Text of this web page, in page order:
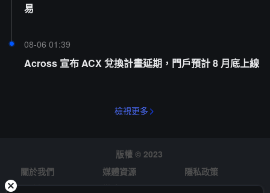
易
08-06 01:39
Across 宣布 ACX 兌換計畫延期，門戶預計 8 月底上線
檢視更多
版權 © 2023
關於我們
媒體資源
隱私政策
風險提示
徵才